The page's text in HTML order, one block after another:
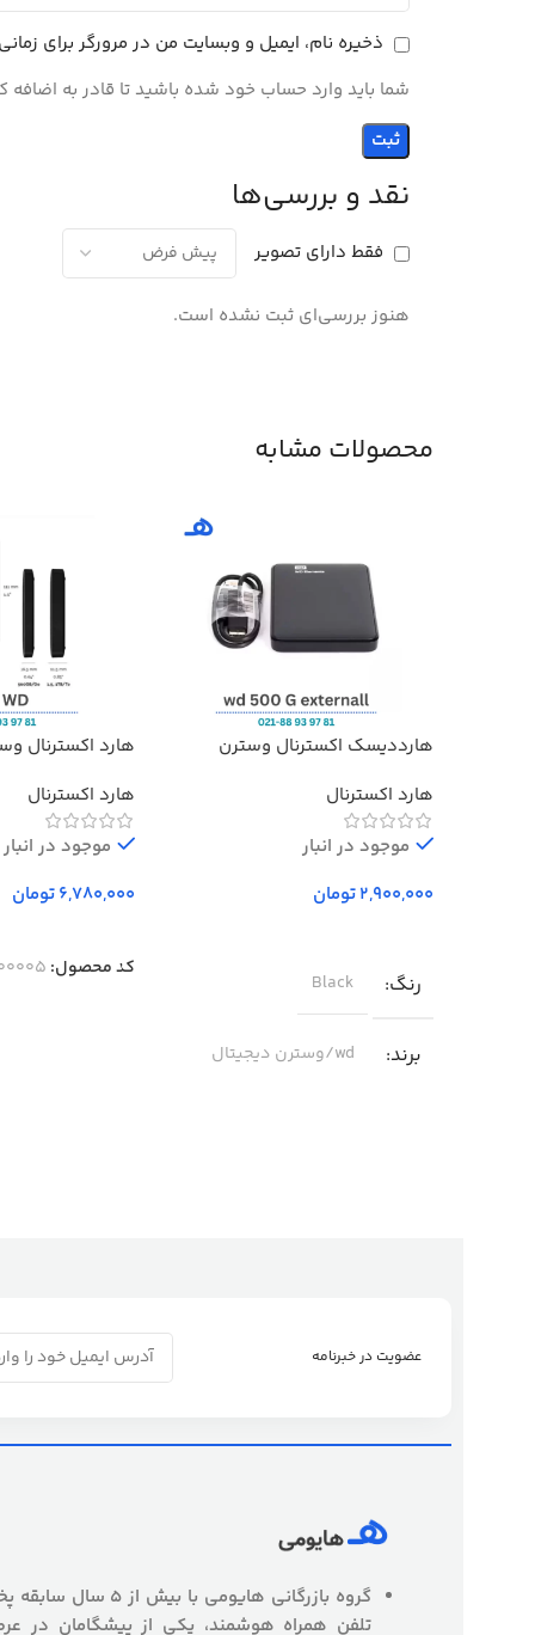
نقد و بررسی‌ها
فقط دارای تصویر
هنوز بررسی‌ای ثبت نشده است.
ذخیره نام، ایمیل و وبسایت من در مرورگر برای
شما باید وارد حساب خود شده باشید تا قادر به اضافه
محصولات مشابه
هارددیسک اکسترنال وسترن
Elements External Hard Drive –
500GB
هارد اکسترنال
موجود در انبار
تومان
رنگ Black
برند wd/وسترن دیجیتال
هارد اکسترنال
هارد اکسترنال
موجود در انبار
تومان
کد محصول: 1
عضویت در خبرنامه
گروه بازرگانی
تلفن همراه هوشمند، یکی از پیشگامان در